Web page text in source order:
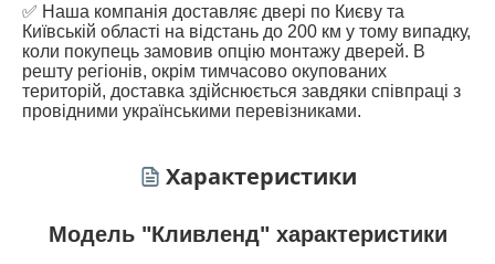
✅ Наша компанія доставляє двері по Києву та
Київській області на відстань до 200 км у тому випадку,
коли покупець замовив опцію монтажу дверей. В
решту регіонів, окрім тимчасово окупованих
територій, доставка здійснюється завдяки співпраці з
провідними українськими перевізниками.
Характеристики
Модель "Кливленд" характеристики